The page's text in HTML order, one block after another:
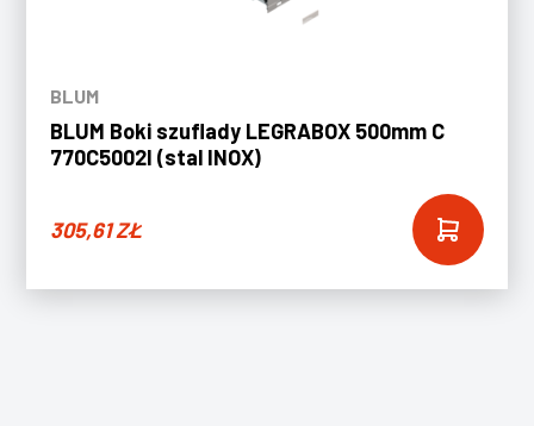
BLUM
BLUM Boki szuflady LEGRABOX 500mm C
770C5002I (stal INOX)
305,61ZŁ